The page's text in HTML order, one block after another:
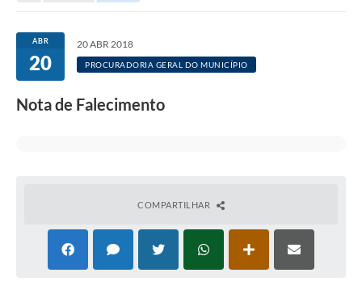
ABR
20
20 ABR 2018
PROCURADORIA GERAL DO MUNICÍPIO
Nota de Falecimento
COMPARTILHAR